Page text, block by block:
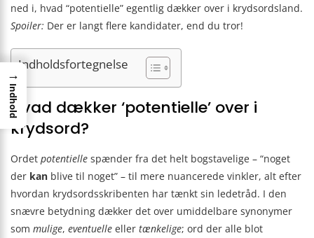
ned i, hvad “potentielle” egentlig dækker over i krydsordsland.
Spoiler: Der er langt flere kandidater, end du tror!
Indholdsfortegnelse
Hvad dækker ‘potentielle’ over i
krydsord?
Ordet potentielle spænder fra det helt bogstavelige – “noget
der kan blive til noget” – til mere nuancerede vinkler, alt efter
hvordan krydsordsskribenten har tænkt sin ledetråd. I den
snævre betydning dækker det over umiddelbare synonymer
som mulige, eventuelle eller tænkelige; ord der alle blot
→
Indhold